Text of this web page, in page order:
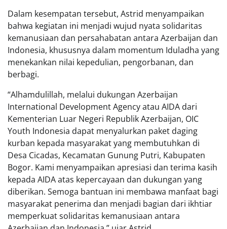
Dalam kesempatan tersebut, Astrid menyampaikan
bahwa kegiatan ini menjadi wujud nyata solidaritas
kemanusiaan dan persahabatan antara Azerbaijan dan
Indonesia, khususnya dalam momentum Iduladha yang
menekankan nilai kepedulian, pengorbanan, dan
berbagi.
“Alhamdulillah, melalui dukungan Azerbaijan
International Development Agency atau AIDA dari
Kementerian Luar Negeri Republik Azerbaijan, OIC
Youth Indonesia dapat menyalurkan paket daging
kurban kepada masyarakat yang membutuhkan di
Desa Cicadas, Kecamatan Gunung Putri, Kabupaten
Bogor. Kami menyampaikan apresiasi dan terima kasih
kepada AIDA atas kepercayaan dan dukungan yang
diberikan. Semoga bantuan ini membawa manfaat bagi
masyarakat penerima dan menjadi bagian dari ikhtiar
memperkuat solidaritas kemanusiaan antara